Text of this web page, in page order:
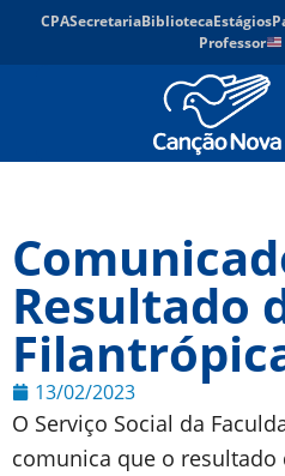
CPASecretariaBibliotecaEstágios
Professor
Resultado
13/02/2023
O Serviço Social da
comunica que o resultado